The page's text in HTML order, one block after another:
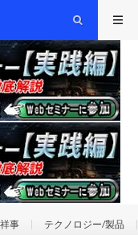
事 テクノロジー/製品